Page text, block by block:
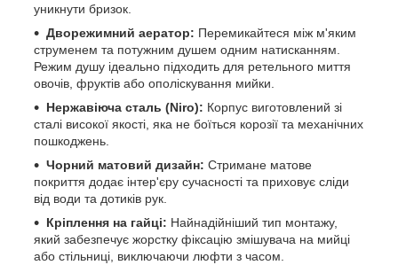
уникнути бризок.
Дворежимний аератор: Перемикайтеся між м'яким
струменем та потужним душем одним натисканням.
Режим душу ідеально підходить для ретельного миття
овочів, фруктів або ополіскування мийки.
Нержавіюча сталь (Niro): Корпус виготовлений зі
сталі високої якості, яка не боїться корозії та механічних
пошкоджень.
Чорний матовий дизайн: Стримане матове
покриття додає інтер'єру сучасності та приховує сліди
від води та дотиків рук.
Кріплення на гайці: Найнадійніший тип монтажу,
який забезпечує жорстку фіксацію змішувача на мийці
або стільниці, виключаючи люфти з часом.